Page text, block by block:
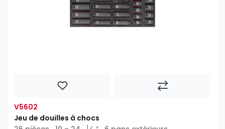
V5602
Jeu de douilles à chocs
1